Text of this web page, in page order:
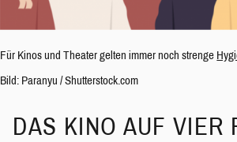
Für Kinos und Theater gelten immer noch strenge
Bild: Paranyu / Shutterstock.com
DAS KINO AUF VIER